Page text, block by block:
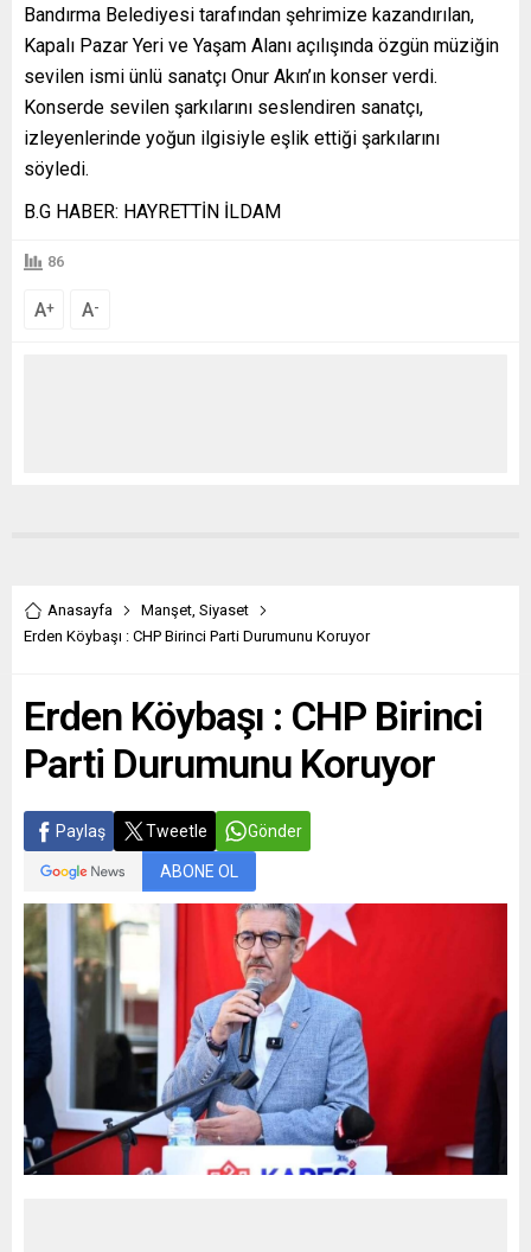
Bandırma Belediyesi tarafından şehrimize kazandırılan,
Kapalı Pazar Yeri ve Yaşam Alanı açılışında özgün müziğin
sevilen ismi ünlü sanatçı Onur Akın’ın konser verdi.
Konserde sevilen şarkılarını seslendiren sanatçı,
izleyenlerinde yoğun ilgisiyle eşlik ettiği şarkılarını
söyledi.
B.G HABER: HAYRETTİN İLDAM
86
A+ A-
Anasayfa Manşet Siyaset
Erden Köybaşı : CHP Birinci Parti Durumunu Koruyor
Erden Köybaşı : CHP Birinci
Parti Durumunu Koruyor
Paylaş Tweetle Gönder
ABONE OL